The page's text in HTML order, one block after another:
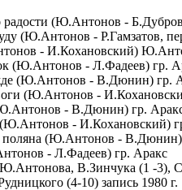
радости (Ю.Антонов -
(Ю.Антонов - Р.Гамзатов,
- И.Кохановский)
(Ю.Антонов - Л.Фадеев) гр.
(Ю.Антонов - В.Дюнин) гр.
(Ю.Антонов -
- В.Дюнин) гр.
- И.Кохановский)
поляна (Ю.Антонов - В.Дюнин)
- Л.Фадеев) гр. Аракс
В.Зинчука (1 -3),
(4-10) запись 1980 г.